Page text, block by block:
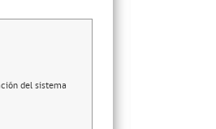
del sistema